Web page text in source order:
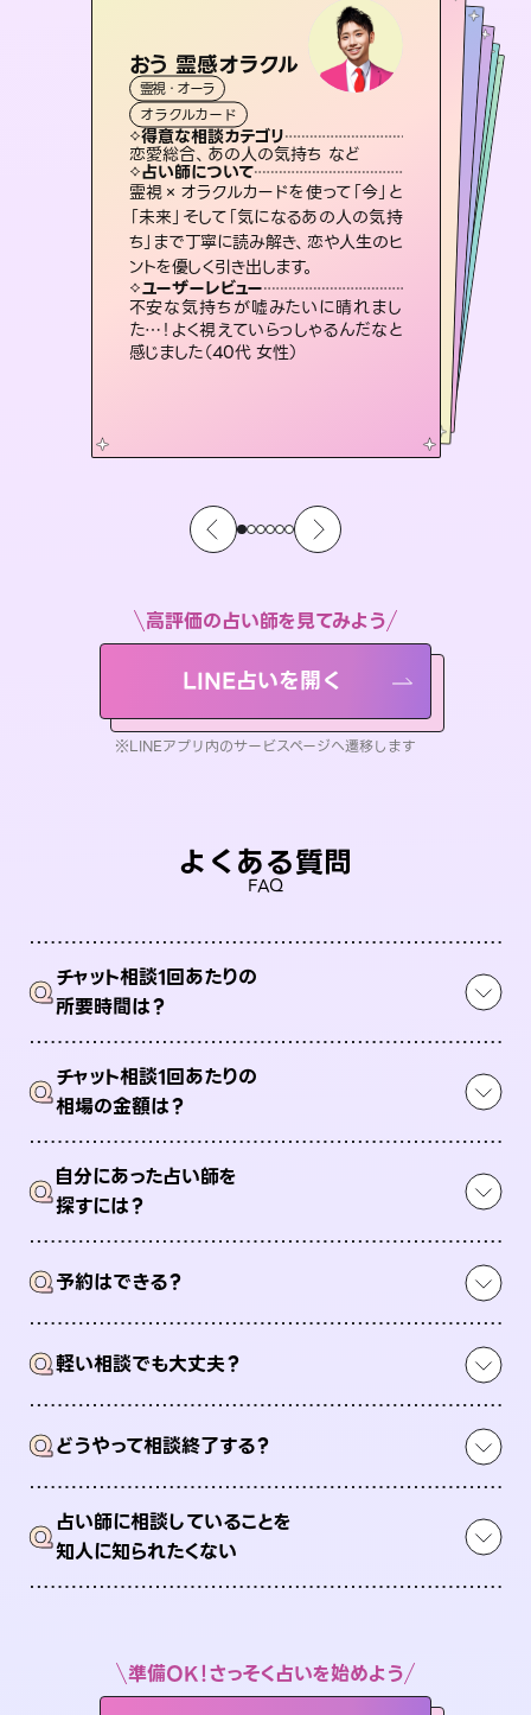
おう 霊感オラクル
霊視・オーラ
オラクルカード
得意な相談カテゴリ
恋愛総合、あの人の気持ち など
占い師について
霊視×オラクルカードを使って「今」と
「未来」そして「気になるあの人の気持
ち」まで丁寧に読み解き、恋や人生のヒ
ントを優しく引き出します。
ユーザーレビュー
不安な気持ちが嘘みたいに晴れまし
た…！よく視えていらっしゃるんだなと
感じました（40代 女性）
桃源珠羽（とうげんみう
霊視・オーラ
スピリチュアル・リーディング
得意な相談カテゴリ
片想い、あの人の気持ち、復縁 など
占い師について
恋愛のお悩みの中でも特に「曖昧な関
係」の相談を得意としており、友達以上
恋人未満なお相手との今後や本音を丁
寧に読み解き恋愛成就へと導きます。
ユーザーレビュー
鑑定していただいてアドバイス通りに行
動すると仲が復活してきました。ありが
とうございました（40代 女性）
未来視師＊花
霊視・オーラ
スピリチュアル・リーディング
得意な相談カテゴリ
出逢い、片想い、復縁 など
占い師について
未来には何パターンもの選択肢があり
ます。不安で視えにくくなっているあな
たの素敵な未来を見つけ、その未来を
選択できるようアドバイスします。
ユーザーレビュー
職場の人の性質や人間関係、本心など
本当によく視えていてびっくり。対策が
打てて前向きになれます（40代）
アイリス -iris-
西洋占星術
ルーン
得意な相談カテゴリ
恋愛総合、片想い、二人の未来 など
占い師について
復縁、恋愛、不倫の行方、同性愛や片思い、仕事関係や借金問題まで知りたいことや心の負担になっていることを紐解き、背中をそっと押して導きます。
ユーザーレビュー
安心感のあり、言い切ってくれる所や濁
さない鑑定のおかげで、毎回自分の気
持ちを整えられます（30代 男性）
スピリチュアル・リーディング
得意な相談カテゴリ
片想い、あの人の気持ち、復縁 など
占い師について
3,700年以上の歴史を持つ東洋最古の
占術「易占」で詳細まで占い、幸せへ向
かう道筋を示します。厳しい結果にも具
体的な対策をお伝えします。
ユーザーレビュー
複雑な背景もしっかり聞いて鑑定して
いただけました。気持ちが楽になりまし
た（50代 女性）
霊視・オーラ タロット
スピリチュアル・リーディング
得意な相談カテゴリ
片想い、二人の未来、年の差 など
占い師について
連絡再開、復縁、成就などの報告実績
多数。セラピストとして2万超の施術経
験があるからこそできる鑑定で、より良
い未来をサポートします。
ユーザーレビュー
とても心温まる鑑定でした。しかもこち
らは何も言っていないのに視えていらっ
しゃるんだなと驚きです（30代女性）
高評価の占い師を見てみよう
LINE占いを開く
※LINEアプリ内のサービスページへ遷移します
よくある質問
FAQ
Qチャット相談1回あたりの
所要時間は？
Qチャット相談1回あたりの
相場の金額は？
Q自分にあった占い師を
探すには？
Q予約はできる？
Q軽い相談でも大丈夫？
Qどうやって相談終了する？
Q占い師に相談していることを
知人に知られたくない
準備OK！さっそく占いを始めよう